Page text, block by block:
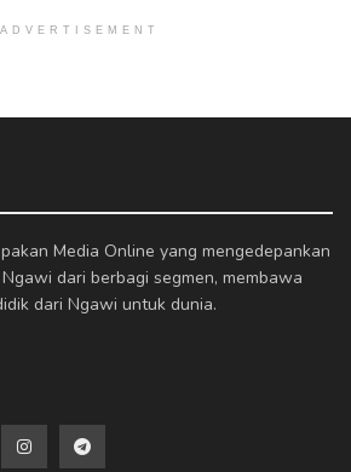
ADVERTISEMENT
Media Online yang mengedepankan
dari berbagi segmen, membawa
dari Ngawi untuk dunia.